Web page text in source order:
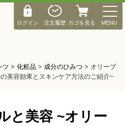
ログイン 注文履歴 カゴを見る
M
E
N
MENU
ツ > 化粧品 > 成分のひみつ > オリーブ
美容効果とスキンケア方法のご紹介~
と美容 ~オリー